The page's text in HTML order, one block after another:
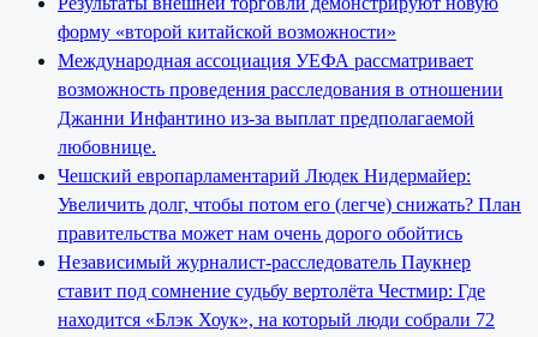
форму «второй китайской возможности»
Международная ассоциация УЕФА рассматривает
возможность проведения расследования в отношении
Джанни Инфантино из-за выплат предполагаемой
любовнице.
Чешский европарламентарий Людек Нидермайер:
Увеличить долг, чтобы потом его (легче) снижать? План
правительства может нам очень дорого обойтись
Независимый журналист-расследователь Паукнер
ставит под сомнение судьбу вертолёта Честмир: Где
находится «Блэк Хоук», на который люди собрали 72